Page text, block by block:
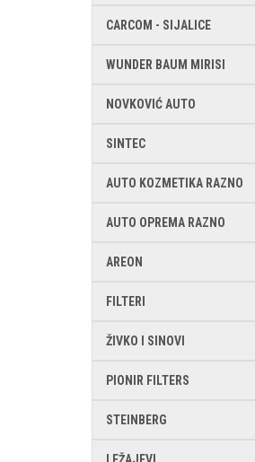
CARCOM - SIJALICE
WUNDER BAUM MIRISI
NOVKOVIĆ AUTO
SINTEC
AUTO KOZMETIKA RAZNO
AUTO OPREMA RAZNO
AREON
FILTERI
ŽIVKO I SINOVI
PIONIR FILTERS
STEINBERG
LEŽAJEVI